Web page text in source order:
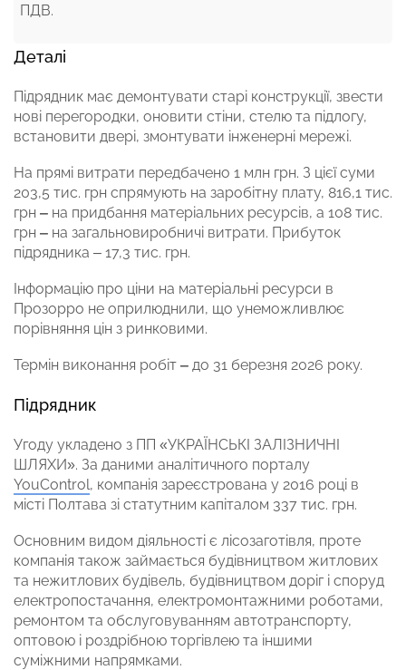
ПДВ.
Деталі
Підрядник має демонтувати старі конструкції, звести
нові перегородки, оновити стіни, стелю та підлогу,
встановити двері, змонтувати інженерні мережі.
На прямі витрати передбачено 1 млн грн. З цієї суми
203,5 тис. грн спрямують на заробітну плату, 816,1 тис.
грн ‒ на придбання матеріальних ресурсів, а 108 тис.
грн ‒ на загальновиробничі витрати. Прибуток
підрядника ‒ 17,3 тис. грн.
Інформацію про ціни на матеріальні ресурси в
Прозорро не оприлюднили, що унеможливлює
порівняння цін з ринковими.
Термін виконання робіт ‒ до 31 березня 2026 року.
Підрядник
Угоду укладено з ПП «УКРАЇНСЬКІ ЗАЛІЗНИЧНІ
ШЛЯХИ». За даними аналітичного порталу
YouControl, компанія зареєстрована у 2016 році в
місті Полтава зі статутним капіталом 337 тис. грн.
Основним видом діяльності є лісозаготівля, проте
компанія також займається будівництвом житлових
та нежитлових будівель, будівництвом доріг і споруд
електропостачання, електромонтажними роботами,
ремонтом та обслуговуванням автотранспорту,
оптовою і роздрібною торгівлею та іншими
суміжними напрямками.